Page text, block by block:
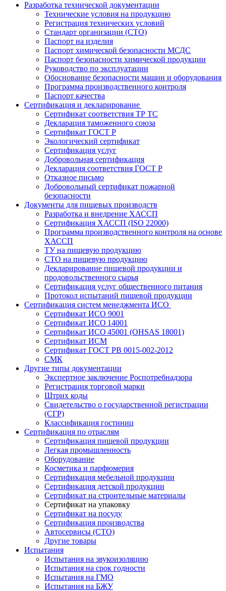
Разработка технической документации
Технические условия на продукцию
Регистрация технических условий
Стандарт организации (СТО)
Паспорт на изделия
Паспорт химической безопасности МСДС
Паспорт безопасности химической продукции
Руководство по эксплуатации
Обоснование безопасности машин и оборудования
Программа производственного контроля
Паспорт качества
Сертификация и декларирование
Сертификат соответствия ТР ТС
Декларация таможенного союза
Сертификат ГОСТ Р
Экологический сертификат
Сертификация услуг
Добровольная сертификация
Декларация соответствия ГОСТ Р
Отказное письмо
Добровольный сертификат пожарной
безопасности
Документы для пищевых производств
Разработка и внедрение ХАССП
Сертификация ХАССП (ISO 22000)
Программа производственного контроля на основе
ХАССП
ТУ на пищевую продукцию
СТО на пищевую продукцию
Декларирование пищевой продукции и
продовольственного сырья
Сертификация услуг общественного питания
Протокол испытаний пищевой продукции
Сертификация систем менеджмента ИСО
Сертификат ИСО 9001
Сертификат ИСО 14001
Сертификат ИСО 45001 (OHSAS 18001)
Сертификат ИСМ
Сертификат ГОСТ РВ 0015-002-2012
СМК
Другие типы документации
Экспертное заключение Роспотребнадзора
Регистрация торговой марки
Штрих коды
Свидетельство о государственной регистрации
(СГР)
Классификация гостиниц
Сертификация по отраслям
Сертификация пищевой продукции
Легкая промышленность
Оборудование
Косметика и парфюмерия
Сертификация мебельной продукции
Сертификация детской продукции
Сертификат на строительные материалы
Сертификат на упаковку
Сертификат на посуду
Сертификация производства
Автосервисы (СТО)
Другие товары
Испытания
Испытания на звукоизоляцию
Испытания на срок годности
Испытания на ГМО
Испытания на БЖУ